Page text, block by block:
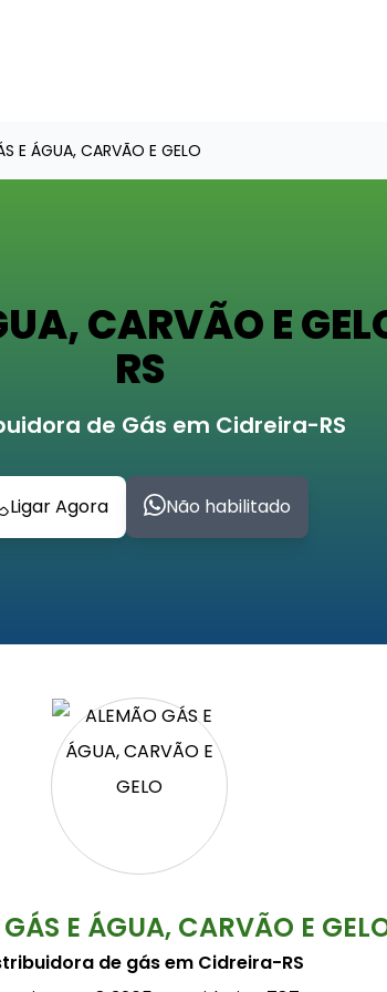
E ÁGUA, CARVÃO E GELO
CARVÃO E
RS
de Gás em Cidreira-RS
Ligar Agora Não habilitado
E ÁGUA, CARVÃO E
de gás em Cidreira-RS